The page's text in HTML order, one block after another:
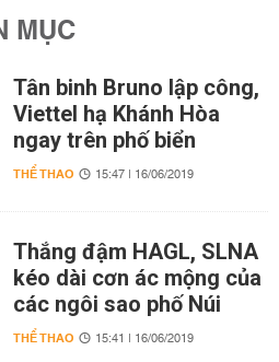
MỤC
Tân binh Bruno lập công,
Viettel hạ Khánh Hòa
ngay trên phố biển
THỂ THAO 15:47 | 16/06/2019
Thắng đậm HAGL, SLNA
kéo dài cơn ác mộng của
các ngôi sao phố Núi
THỂ THAO 15:41 | 16/06/2019